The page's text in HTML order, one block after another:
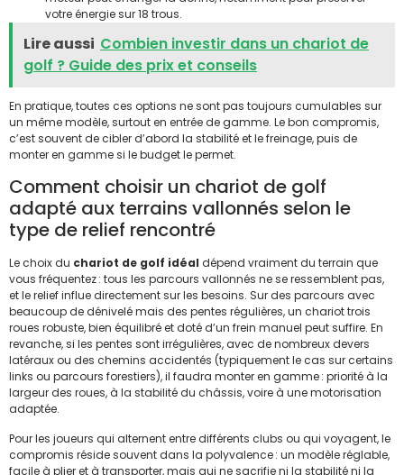
votre énergie sur 18 trous.
Lire aussi Combien investir dans un chariot de
golf ? Guide des prix et conseils
En pratique, toutes ces options ne sont pas toujours cumulables sur
un même modèle, surtout en entrée de gamme. Le bon compromis,
c’est souvent de cibler d’abord la stabilité et le freinage, puis de
monter en gamme si le budget le permet.
Comment choisir un chariot de golf
adapté aux terrains vallonnés selon le
type de relief rencontré
Le choix du chariot de golf idéal dépend vraiment du terrain que
vous fréquentez : tous les parcours vallonnés ne se ressemblent pas,
et le relief influe directement sur les besoins. Sur des parcours avec
beaucoup de dénivelé mais des pentes régulières, un chariot trois
roues robuste, bien équilibré et doté d’un frein manuel peut suffire. En
revanche, si les pentes sont irrégulières, avec de nombreux devers
latéraux ou des chemins accidentés (typiquement le cas sur certains
links ou parcours forestiers), il faudra monter en gamme : priorité à la
largeur des roues, à la stabilité du châssis, voire à une motorisation
adaptée.
Pour les joueurs qui alternent entre différents clubs ou qui voyagent, le
compromis réside souvent dans la polyvalence : un modèle réglable,
facile à plier et à transporter, mais qui ne sacrifie ni la stabilité ni la